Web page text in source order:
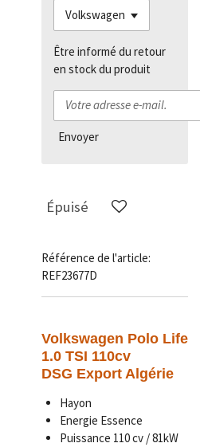
Être informé du retour
en stock du produit
Envoyer
Épuisé
Référence de l'article:
REF23677D
Volkswagen Polo Life
1.0 TSI 110cv
DSG Export Algérie
Hayon
Energie Essence
Puissance 110 cv / 81kW